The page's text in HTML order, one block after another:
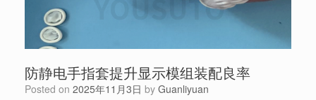
防静电手指套提升显示模组装配良率
Posted on 2025年11月3日 by Guanliyuan